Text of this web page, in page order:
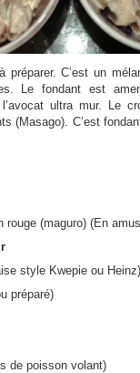
préparer. C’est un
Le fondant est
ultra mur. Le
(Masago). C’est
rouge (maguro) (En
style Kwepie ou Heinz)
préparé)
de poisson volant)